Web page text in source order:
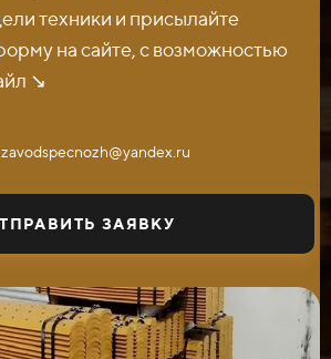
техники и присылайте
на сайте, с возможностью
↘️
zavodspecnozh@yandex.ru
ЗАЯВКУ